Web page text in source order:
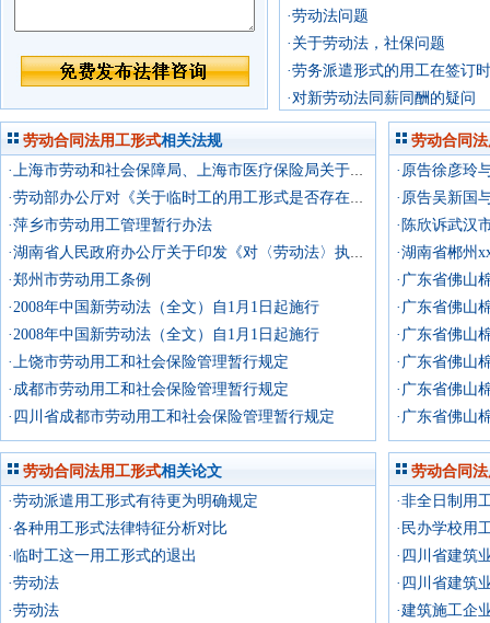
·劳动法问题
·关于劳动法，社保问题
·劳务派遣形式的用工在签订
合法权益？
·对新劳动法同薪同酬的疑问
劳动合同法用工形式相关法规
·上海市劳动和社会保障局、上海市医疗保险局关于实行小时工用工形式的若干规定（试行）的通知
·劳动部办公厅对《关于临时工的用工形式是否存在等问题的请示》的复函
·萍乡市劳动用工管理暂行办法
·湖南省人民政府办公厅关于印发《对〈劳动法〉执法检查所提问题的整改意见》的通知
·郑州市劳动用工条例
·2008年中国新劳动法（全文）自1月1日起施行
·2008年中国新劳动法（全文）自1月1日起施行
·上饶市劳动用工和社会保险管理暂行规定
·成都市劳动用工和社会保险管理暂行规定
·四川省成都市劳动用工和社会保险管理暂行规定
劳动合同
·原告徐彦玲
·湖南省郴州
·广东省佛山
·广东省佛山
·广东省佛山
·广东省佛山
·广东省佛山
·广东省佛山
劳动合同法用工形式相关论文
·劳动派遣用工形式有待更为明确规定
·各种用工形式法律特征分析对比
·临时工这一用工形式的退出
·劳动法
·劳动法
劳动合同
·非全日制用
·民办学校用
·四川省建筑
·四川省建筑
·建筑施工企